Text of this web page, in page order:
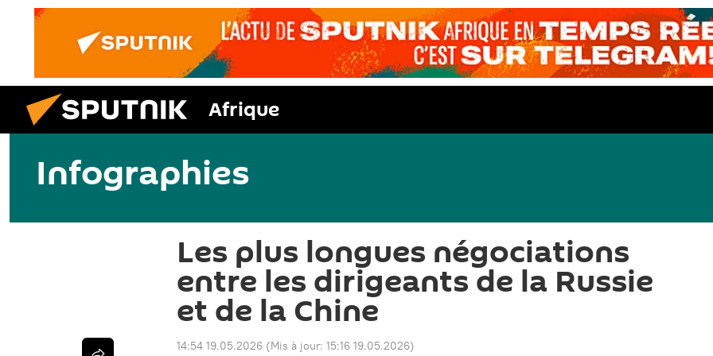
Afrique
Infographies
Les plus longues négociations
entre les dirigeants de la Russie
et de la Chine
14:54 19.05.2026 (Mis à jour: 15:16 19.05.2026)